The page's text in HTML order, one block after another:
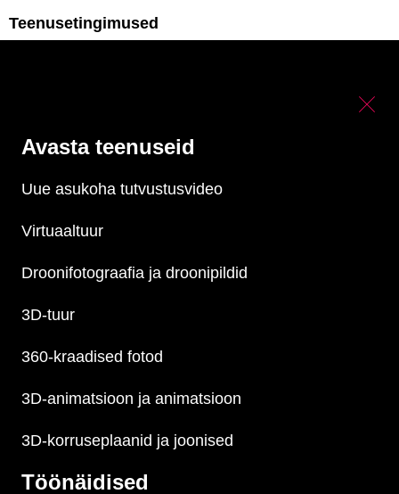
Teenusetingimused
Avasta teenuseid
Uue asukoha tutvustusvideo
Virtuaaltuur
Droonifotograafia ja droonipildid
3D-tuur
360-kraadised fotod
3D-animatsioon ja animatsioon
3D-korruseplaanid ja joonised
Töönäidised